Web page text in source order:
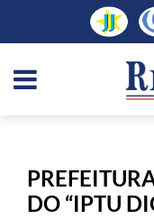
DO “IPTU